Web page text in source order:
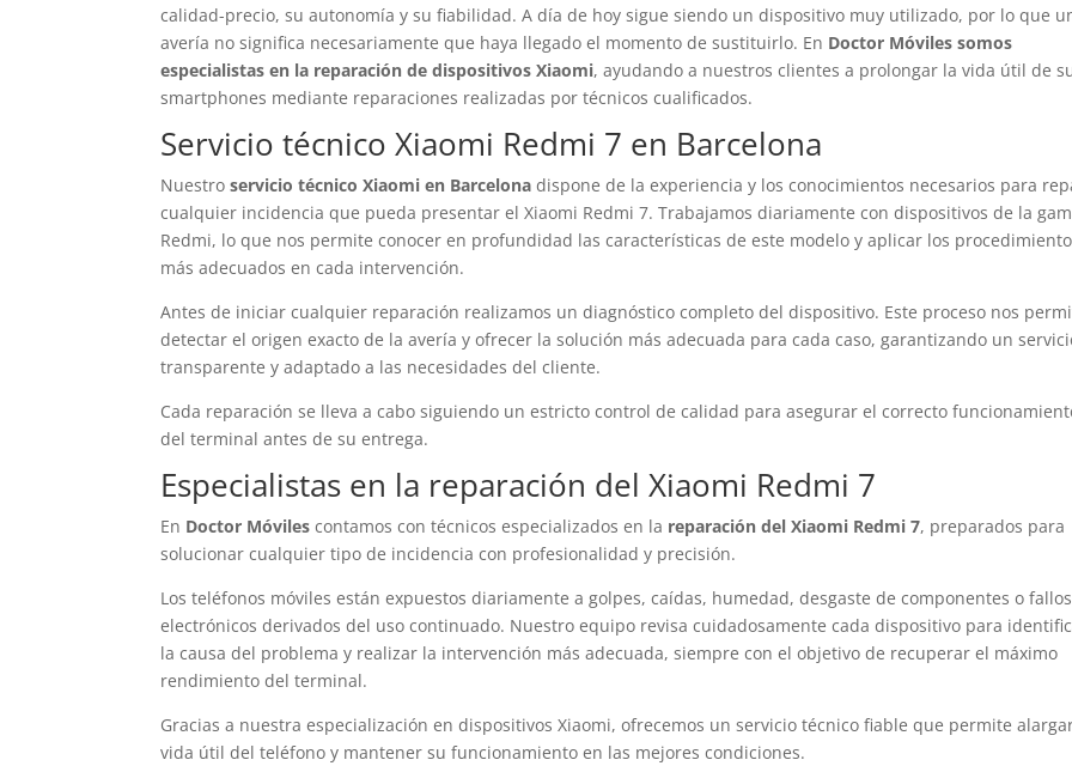
calidad-precio, su autonomía y su fiabilidad. A día de hoy sigue siendo un dispositivo muy utilizado, por lo que
avería no significa necesariamente que haya llegado el momento de sustituirlo. En Doctor Móviles somos
especialistas en la reparación de dispositivos Xiaomi, ayudando a nuestros clientes a prolongar la vida útil de
smartphones mediante reparaciones realizadas por técnicos cualificados.
Servicio técnico Xiaomi Redmi 7 en Barcelona
Nuestroservicio técnico Xiaomi en Barcelona dispone de la experiencia y los conocimientos necesarios para
cualquier incidencia que pueda presentar el Xiaomi Redmi 7. Trabajamos diariamente con dispositivos de la
Redmi, lo que nos permite conocer en profundidad las características de este modelo y aplicar los
más adecuados en cada intervención.
Antes de iniciar cualquier reparación realizamos un diagnóstico completo del dispositivo. Este proceso nos
detectar el origen exacto de la avería y ofrecer la solución más adecuada para cada caso, garantizando un
transparente y adaptado a las necesidades del cliente.
Cada reparación se lleva a cabo siguiendo un estricto control de calidad para asegurar el correcto
del terminal antes de su entrega.
Especialistas en la reparación del Xiaomi Redmi 7
En Doctor Móviles contamos con técnicos especializados en la reparación del Xiaomi Redmi 7, preparados para
solucionar cualquier tipo de incidencia con profesionalidad y precisión.
Los teléfonos móviles están expuestos diariamente a golpes, caídas, humedad, desgaste de componentes o fallos
electrónicos derivados del uso continuado. Nuestro equipo revisa cuidadosamente cada dispositivo para
la causa del problema y realizar la intervención más adecuada, siempre con el objetivo de recuperar el máximo
rendimiento del terminal.
Gracias a nuestra especialización en dispositivos Xiaomi, ofrecemos un servicio técnico fiable que permite
vida útil del teléfono y mantener su funcionamiento en las mejores condiciones.